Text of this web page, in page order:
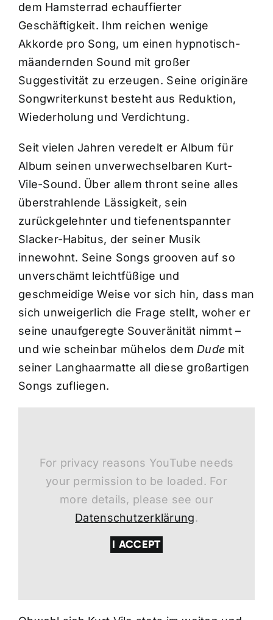
dem Hamsterrad echauffierter
Geschäftigkeit. Ihm reichen wenige
Akkorde pro Song, um einen hypnotisch-
mäandernden Sound mit großer
Suggestivität zu erzeugen. Seine originäre
Songwriterkunst besteht aus Reduktion,
Wiederholung und Verdichtung.
Seit vielen Jahren veredelt er Album für
Album seinen unverwechselbaren Kurt-
Vile-Sound. Über allem thront seine alles
überstrahlende Lässigkeit, sein
zurückgelehnter und tiefenentspannter
Slacker-Habitus, der seiner Musik
innewohnt. Seine Songs grooven auf so
unverschämt leichtfüßige und
geschmeidige Weise vor sich hin, dass man
sich unweigerlich die Frage stellt, woher er
seine unaufgeregte Souveränität nimmt –
und wie scheinbar mühelos dem Dude mit
seiner Langhaarmatte all diese großartigen
Songs zufliegen.
For privacy reasons YouTube needs
your permission to be loaded. For
more details, please see our
Datenschutzerklärung.
I ACCEPT